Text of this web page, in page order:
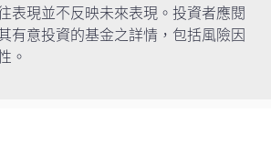
表現並不反映未來表現。投資者應閱
有意投資的基金之詳情，包括風險因
。